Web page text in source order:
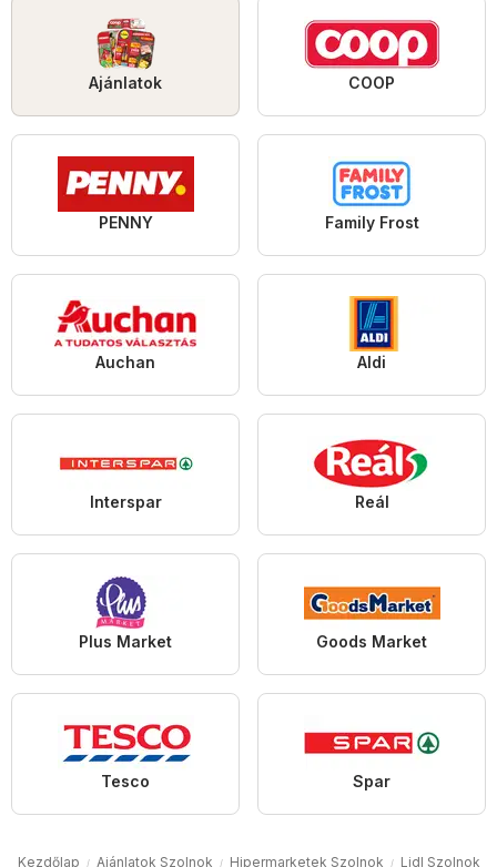
Ajánlatok COOP
PENNY Family Frost
Auchan Aldi
Interspar Reál
Plus Market Goods Market
Tesco Spar
Kezdőlap Ajánlatok Szolnok Hipermarketek Szolnok Lidl Szolnok